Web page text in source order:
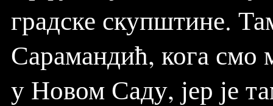
градске скупштине.
Сарамандић, кога смо
у Новом Саду, јер је